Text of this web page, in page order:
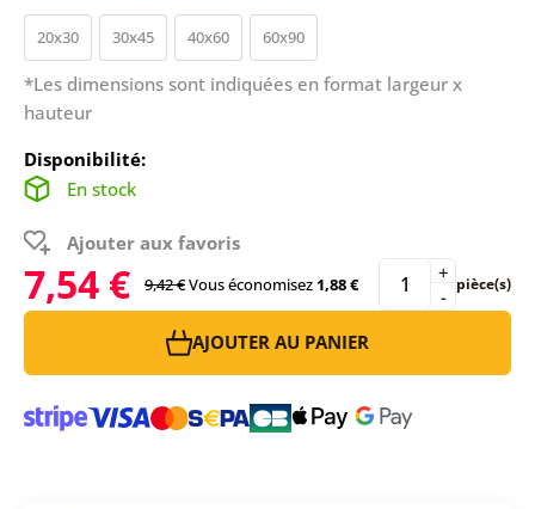
20x30 30x45 40x60 60x90
*Les dimensions sont indiquées en format largeur x
hauteur
Disponibilité:
En stock
Ajouter aux favoris
7,54 € 9,42 €Vous économisez1,88 € -
+ pièce(s)
AJOUTER AU PANIER